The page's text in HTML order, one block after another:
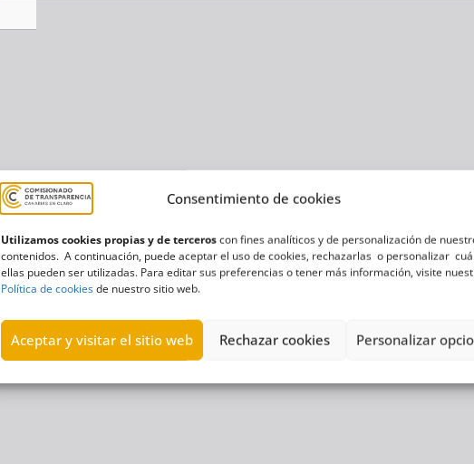
Consentimiento de cookies
Utilizamos cookies propias y de terceroscon fines analíticos y de personalización de
contenidos. A continuación, puede aceptar el uso de cookies, rechazarlas o personalizar
ellas pueden ser utilizadas. Para editar sus preferencias o tener más información, visite
Política de cookiesde nuestro sitio web.
Aceptar y visitar el sitio web Rechazar cookies Personalizar